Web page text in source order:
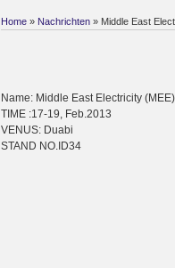
Home » Nachrichten » Middle East
Name: Middle East Electricity
TIME :17-19, Feb.2013
VENUS: Duabi
STAND NO.ID34